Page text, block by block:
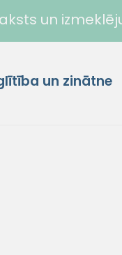
un
un zinātne